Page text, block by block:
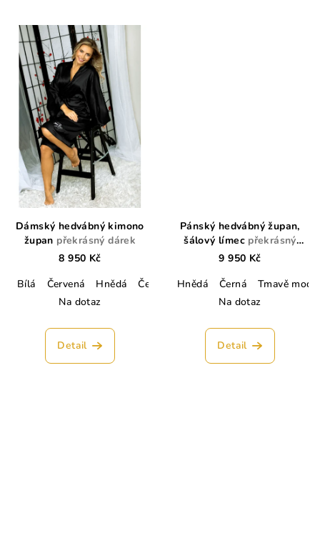
Dámský hedvábný kimono
župan překrásný dárek
8 950 Kč
Bílá
Červená Hnědá Černá Tmavě modrá
Lahvově
Na dotaz
Detail
Pánský hedvábný župan,
šálový límec překrásný
dárek
9 950 Kč
Hnědá
Černá
Tmavě
Na dotaz
Detail